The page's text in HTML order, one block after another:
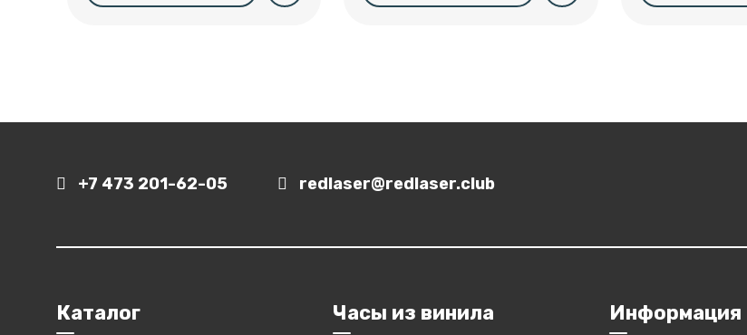
+7 473 201-62-05 redlaser@redlaser.club
Каталог Часы из винила Информация